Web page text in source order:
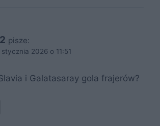
pisze:
stycznia 2026 o 11:51
i Galatasaray gola frajerów?